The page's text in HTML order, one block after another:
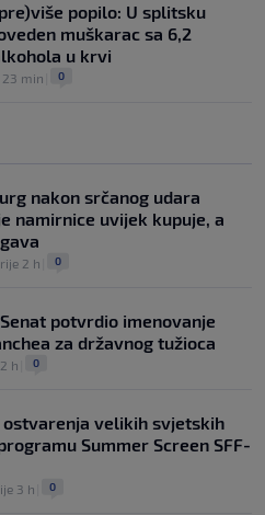
popilo: U splitsku
muškarac sa 6,2
u krvi
min 0
nakon srčanog udara
namirnice uvijek kupuje, a
2 h 0
potvrdio imenovanje
za državnog tužioca
h 0
ostvarenja velikih svjetskih
Summer Screen SFF-
3 h 0